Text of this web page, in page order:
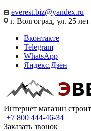
everest.biz@yandex.ru
г. Волгоград, ул. 25
Вконтакте
Telegram
WhatsApp
Яндекс.Дзен
Интернет магазин
+7 800 444-46-34
Заказать звонок